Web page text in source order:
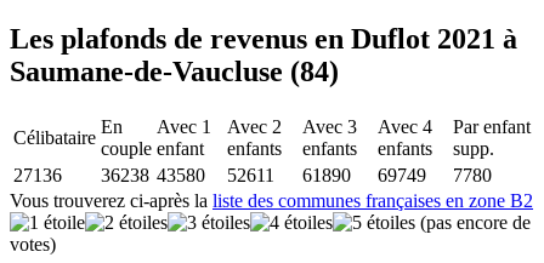
Les plafonds de revenus en Duflot 2021 à
Saumane-de-Vaucluse (84)
Célibataire
En
couple
Avec 1
enfant
Avec 2
enfants
Avec 3
enfants
Avec 4
enfants
Par enfant
supp.
27136
36238 43580 52611 61890 69749
7780
Vous trouverez ci-après la liste des communes françaises en zone B2
(pas encore de
votes)